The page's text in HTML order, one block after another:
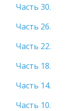
Часть 30.
Часть 26.
Часть 22.
Часть 18.
Часть 14.
Часть 10.